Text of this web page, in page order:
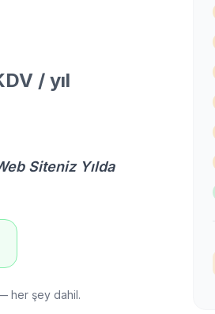
/ yıl
Siteniz Yılda
her şey dahil.